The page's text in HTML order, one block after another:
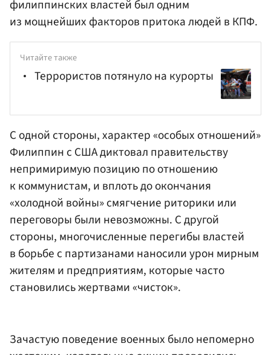
филиппинских властей был одним
из мощнейших факторов притока людей в КПФ.
Читайте также
Террористов потянуло на курорты
С одной стороны, характер «особых отношений»
Филиппин с США диктовал правительству
непримиримую позицию по отношению
к коммунистам, и вплоть до окончания
«холодной войны» смягчение риторики или
переговоры были невозможны. С другой
стороны, многочисленные перегибы властей
в борьбе с партизанами наносили урон мирным
жителям и предприятиям, которые часто
становились жертвами «чисток».
Зачастую поведение военных было непомерно